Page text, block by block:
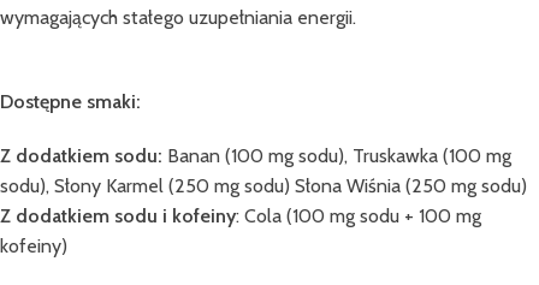
wymagających stałego uzupełniania energii.
Dostępne smaki:
Z dodatkiem sodu: Banan (100 mg sodu), Truskawka (100 mg
sodu), Słony Karmel (250 mg sodu) Słona Wiśnia (250 mg sodu)
Z dodatkiem sodu i kofeiny: Cola (100 mg sodu + 100 mg
kofeiny)